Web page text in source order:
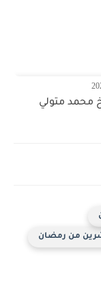
محمد متولي
من رمضان